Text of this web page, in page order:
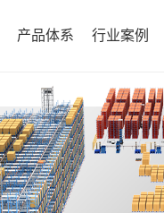
产品体系 行业案例